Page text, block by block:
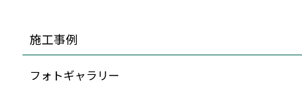
施工事例
フォトギャラリー